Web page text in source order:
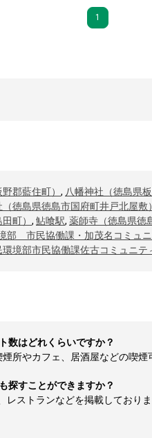
1
郡藍住町） , 八幡神社（徳島県
（徳島県徳島市国府町井戸北屋敷）
町） , 鮎喰駅, 薬師寺（徳島県徳
部 市民協働課・加茂名コミュ
境部市民協働課佐古コミュニテ
数はどれくらいですか？
所やカフェ、居酒屋などの喫
探すことができますか？
ストランなどを掲載しており